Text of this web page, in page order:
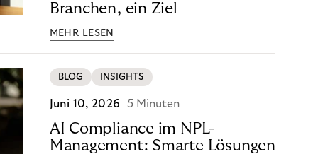
Branchen, ein Ziel
MEHR LESEN
BLOG INSIGHTS
Juni 10, 2026 5 Minuten
AI Compliance im NPL-
Management: Smarte Lösungen